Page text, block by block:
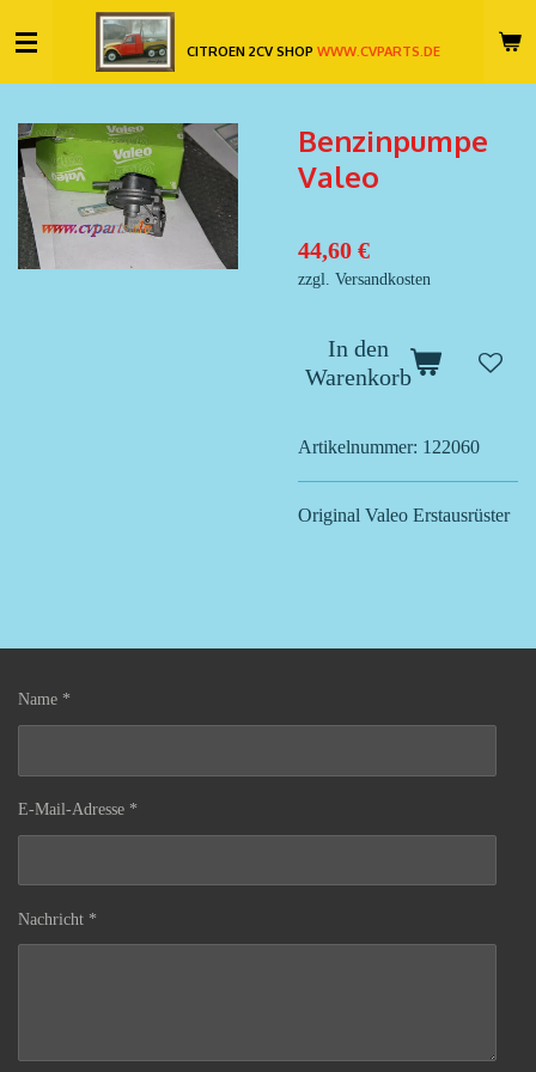
Hauptinhalt
springen
CITROEN 2CV SHOPWWW.CVPARTS.DE
Benzinpumpe
Valeo
44,60 €
zzgl. Versandkosten
In den
Warenkorb
Artikelnummer: 122060
Original Valeo Erstausrüster
Name *
E-Mail-Adresse *
Nachricht *